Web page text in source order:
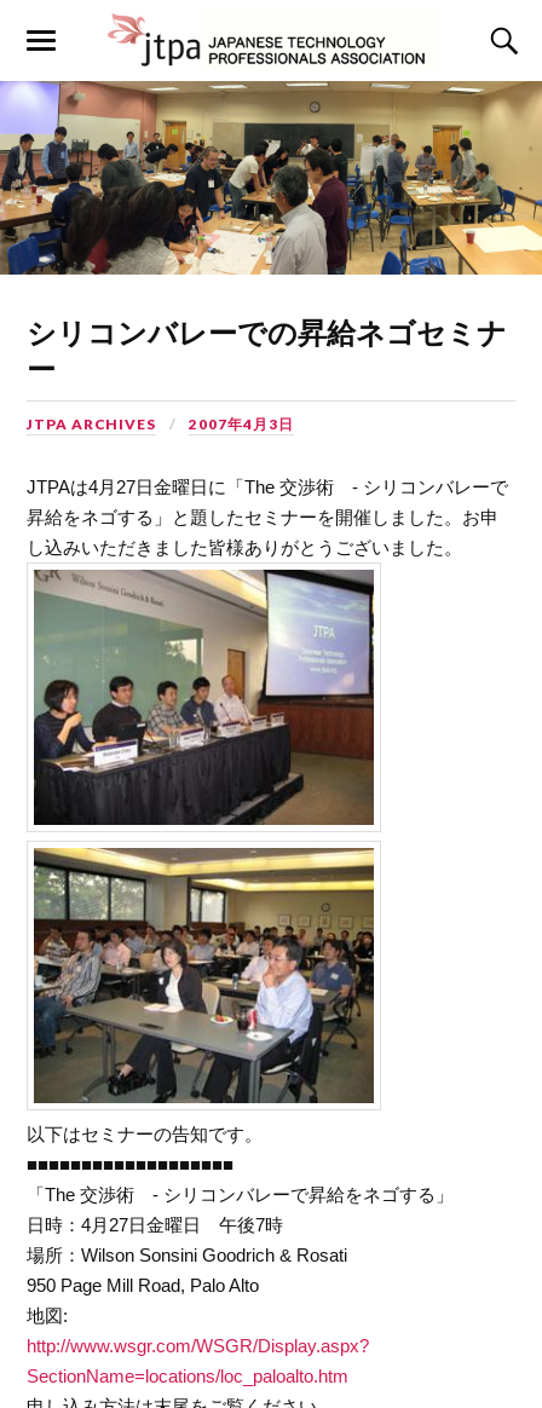
シリコンバレーでの昇給ネゴセミナ
ー
JTPA ARCHIVES 2007年4月3日
JTPAは4月27日金曜日に「The 交渉術 - シリコンバレーで
昇給をネゴする」と題したセミナーを開催しました。お申
し込みいただきました皆様ありがとうございました。
以下はセミナーの告知です。
■■■■■■■■■■■■■■■■■■■
「The 交渉術 - シリコンバレーで昇給をネゴする」
日時：4月27日金曜日 午後7時
場所：Wilson Sonsini Goodrich & Rosati
950 Page Mill Road, Palo Alto
地図:
http://www.wsgr.com/WSGR/Display.aspx?
SectionName=locations/loc_paloalto.htm